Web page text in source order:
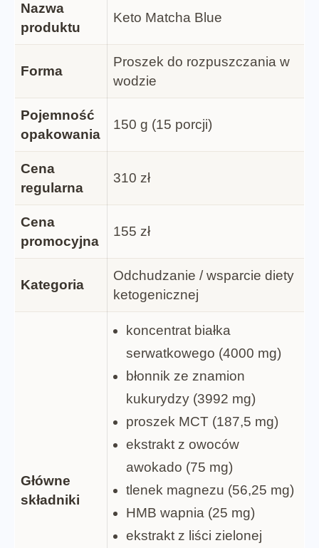
Nazwa
produktu
Keto Matcha Blue
Forma
Proszek do rozpuszczania w
wodzie
Pojemność
opakowania
150 g (15 porcji)
Cena
regularna
310 zł
Cena
promocyjna
155 zł
Kategoria
Odchudzanie / wsparcie diety
ketogenicznej
Główne
składniki
koncentrat białka
serwatkowego (4000 mg)
błonnik ze znamion
kukurydzy (3992 mg)
proszek MCT (187,5 mg)
ekstrakt z owoców
awokado (75 mg)
tlenek magnezu (56,25 mg)
HMB wapnia (25 mg)
ekstrakt z liści zielonej